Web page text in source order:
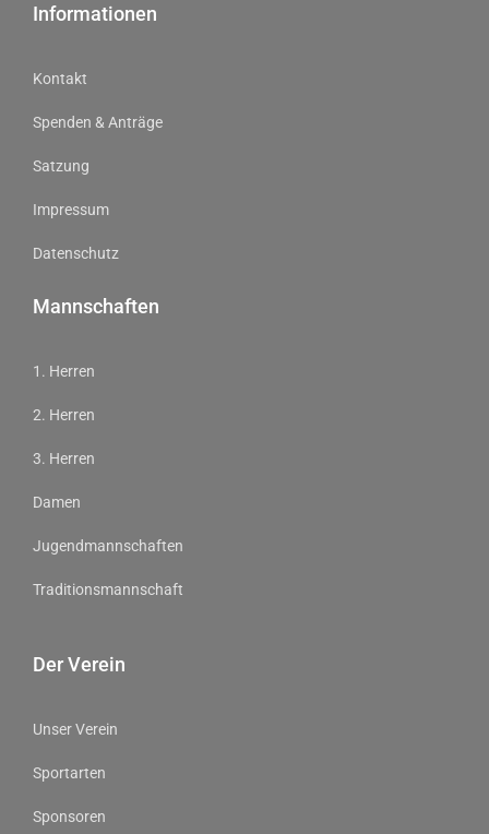
Informationen
Kontakt
Spenden & Anträge
Satzung
Impressum
Datenschutz
Mannschaften
1. Herren
2. Herren
3. Herren
Damen
Jugendmannschaften
Traditionsmannschaft
Der Verein
Unser Verein
Sportarten
Sponsoren